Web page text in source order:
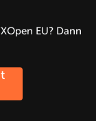
EU? Dann